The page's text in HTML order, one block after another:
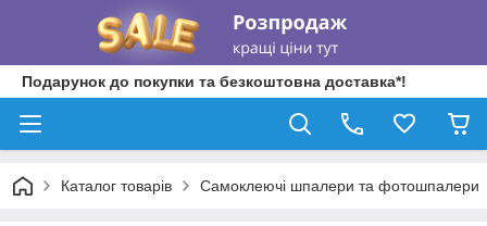
Подарунок до покупки та безкоштовна доставка*!
Каталог товарів Самоклеючі шпалери та фотошпалери